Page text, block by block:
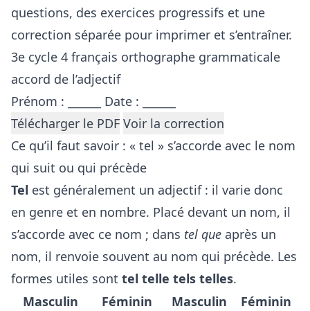
questions, des exercices progressifs et une
correction séparée pour imprimer et s’entraîner.
3e cycle 4 français orthographe grammaticale
accord de l’adjectif
Prénom : ______
Date : ______
Télécharger le PDF Voir la correction
Ce qu’il faut savoir : « tel » s’accorde avec le nom
qui suit ou qui précède
Tel est généralement un adjectif : il varie donc
en genre et en nombre. Placé devant un nom, il
s’accorde avec ce nom ; dans tel que après un
nom, il renvoie souvent au nom qui précède. Les
formes utiles sont tel telle tels telles.
Masculin
Féminin
Masculin
Féminin